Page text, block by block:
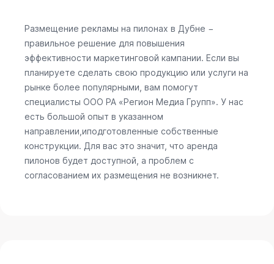
Размещение рекламы на пилонах в Дубне −
правильное решение для повышения
эффективности маркетинговой кампании. Если вы
планируете сделать свою продукцию или услуги на
рынке более популярными, вам помогут
специалисты ООО РА «Регион Медиа Групп». У нас
есть большой опыт в указанном
направлении,иподготовленные собственные
конструкции. Для вас это значит, что аренда
пилонов будет доступной, а проблем с
согласованием их размещения не возникнет.